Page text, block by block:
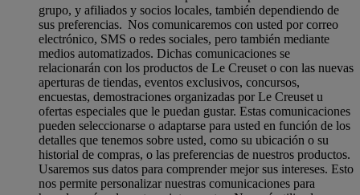
grupo, y afiliados y socios locales, también dependiendo de
sus preferencias. Nos comunicaremos con usted por correo
electrónico, SMS o redes sociales, pero también mediante
medios automatizados. Dichas comunicaciones se
relacionarán con los productos de Le Creuset o con las nuevas
aperturas de tiendas, eventos exclusivos, concursos,
encuestas, demostraciones organizadas por Le Creuset u
ofertas especiales que le puedan gustar. Estas comunicaciones
pueden seleccionarse o adaptarse para usted en función de los
detalles que tenemos sobre usted, como su ubicación o su
historial de compras, o las preferencias de nuestros productos.
Usaremos sus datos para comprender mejor sus intereses. Esto
nos permite personalizar nuestras comunicaciones para